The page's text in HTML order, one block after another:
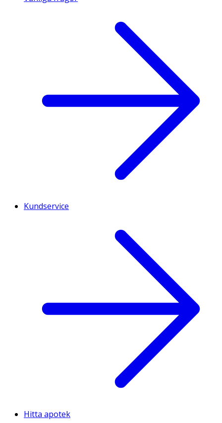
Kundservice
Hitta apotek